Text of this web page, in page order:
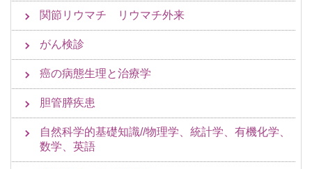
関節リウマチ リウマチ外来
がん検診
癌の病態生理と治療学
胆管膵疾患
自然科学的基礎知識//物理学、統計学、有機化学、
数学、英語